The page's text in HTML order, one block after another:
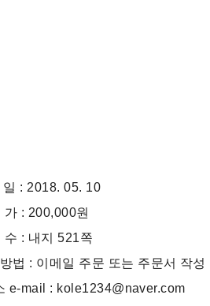
: 2018. 05. 10
: 200,000원
: 내지 521쪽
법 : 이메일 주문 또는 주문서 작성
e-mail : kole1234@naver.com